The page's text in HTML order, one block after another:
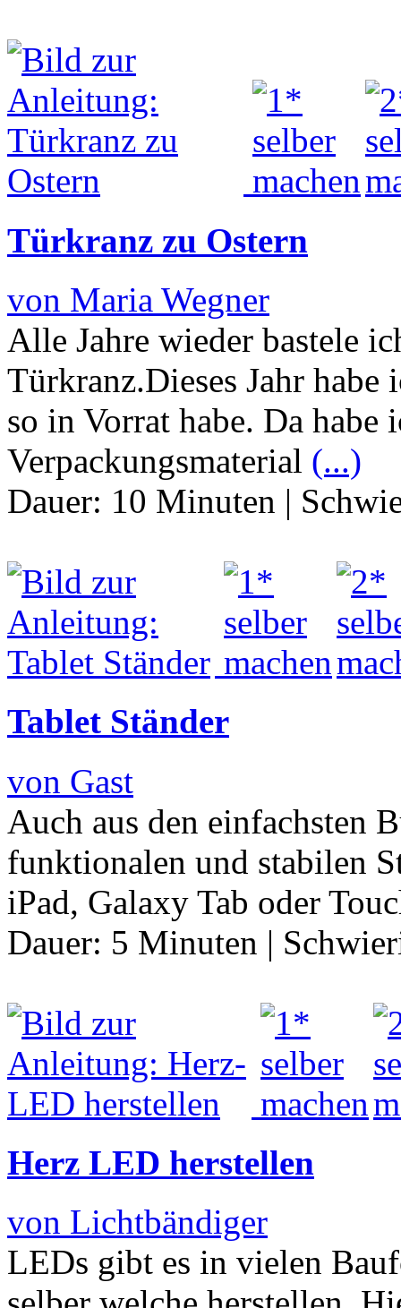
Türkranz zu Ostern
von Maria Wegner
Alle Jahre wieder bastele
Türkranz.Dieses Jahr habe
so in Vorrat habe. Da habe
Verpackungsmaterial (...)
Dauer: 10 Minuten |
Tablet Ständer
von Gast
Auch aus den einfachsten
funktionalen und stabilen
iPad, Galaxy Tab oder
Dauer: 5 Minuten |
Herz LED herstellen
von Lichtbändiger
LEDs gibt es in vielen